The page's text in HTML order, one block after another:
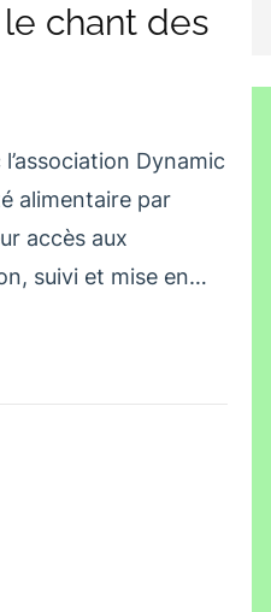
chant des
Dynamic
alimentaire par
accès aux
suivi et mise en…